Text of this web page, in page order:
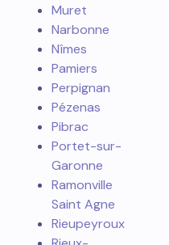
Muret
Narbonne
Nîmes
Pamiers
Perpignan
Pézenas
Pibrac
Portet-sur-
Garonne
Ramonville
Saint Agne
Rieupeyroux